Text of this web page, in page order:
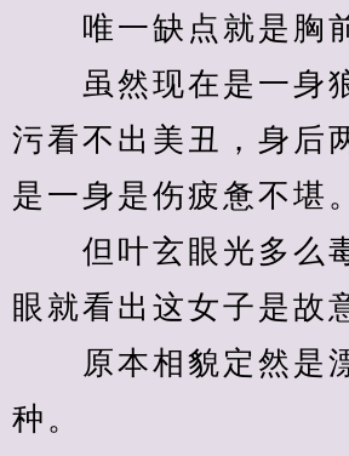
唯一缺点就是胸前
虽然现在是一身
污看不出美丑，身后
是一身是伤疲惫不堪。
但叶玄眼光多么
眼就看出这女子是故
原本相貌定然是
种。